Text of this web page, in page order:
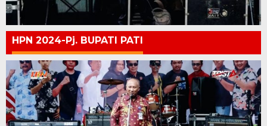
HPN 2024-Pj. BUPATI PATI